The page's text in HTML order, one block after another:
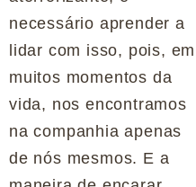
necessário aprender a
lidar com isso, pois, em
muitos momentos da
vida, nos encontramos
na companhia apenas
de nós mesmos. E a